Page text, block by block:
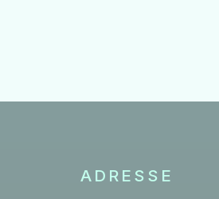
ADRESSE